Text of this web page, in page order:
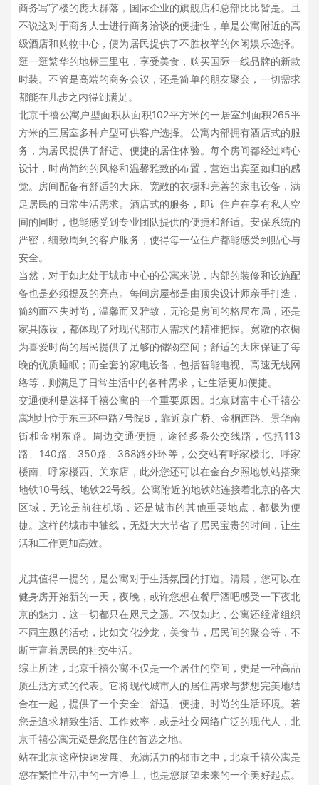
商务写字楼的庞大群落，国际企业的旗舰店和总部比比皆是。且
不说这对于商务人士进行商务洽谈的便捷性，单是公寓附近的高
级酒店和购物中心，便为居民提供了不胜枚举的休闲娱乐选择。
逛一逛繁华的地标三里屯，享受美食，购买国际一线品牌的新款
时装。不管是高端的商务会议，还是简单的朋友聚会，一切需求
都能在几步之内得到满足。
北京千禧公寓户型面积从面积102平方米的一居室到面积265平
方米的三居室多种户型可供客户选择。公寓内部拥有酒店式的服
务，为居民提供了舒适、便捷的居住体验。每个房间都经过精心
设计，时尚简约的风格和温馨雅致的布置，营造出宾至如归的感
觉。房间配备有舒适的大床、宽敞的衣橱和完善的家电设备，满
足居民的日常生活需求。酒店式的服务，即让住户在享有私人空
间的同时，也能感受到专业团队提供的便捷和舒适。安保系统的
严密，细致周到的客户服务，使得每一位住户都能感受到贴心与
安全。
当然，对于如此处于城市中心的公寓来说，内部的装修和设施配
备也是必须提及的亮点。每间房屋都是由顶尖设计师亲手打造，
简约而不失时尚，温馨而又雅致，无论是房间的格局布局，还是
家具陈设，都体现了对现代都市人需求的精准把握。宽敞的衣橱
为喜爱时尚的居民提供了足够的储物空间；舒适的大床保证了每
晚的优质睡眠；而全套的家电设备，包括智能电视、高速无线网
络等，则满足了日常生活中的各种需求，让生活更加便捷。
交通便利是选择千禧公寓的一个重要原因。北京财富中心千禧公
寓地址位于东三环中路7号院6，靠近京广桥、金桐西路、景华南
街和金桐东路。周边交通便捷，途径多条公交线路，包括113
路、140路、350路、368路外环等，公交站有呼家楼北、呼家
楼南、呼家楼西、关东店，此外您还可以在金台夕照地铁站搭乘
地铁10号线、地铁22号线。公寓附近的地铁站连接着北京的各大
区域，无论是前往机场，还是城市的其他重要地点，都极为便
捷。这样的城市中轴线，无疑大大节省了居民宝贵的时间，让生
活和工作更加高效。
尤其值得一提的，是公寓对于生活氛围的打造。清晨，您可以在
健身房开始新的一天，夜晚，或许您想在餐厅酒吧感受一下夜北
京的魅力，这一切都只在咫尺之遥。不仅如此，公寓还经常组织
不同主题的活动，比如文化沙龙，美食节，居民间的聚会等，不
断丰富着居民的社交生活。
综上所述，北京千禧公寓不仅是一个居住的空间，更是一种高品
质生活方式的代表。它将现代城市人的居住需求与梦想完美地结
合在一起，提供了一个安全、舒适、便捷、时尚的生活环境。若
您是追求精致生活、工作效率，或是社交网络广泛的现代人，北
京千禧公寓无疑是您居住的首选之地。
站在北京这座快速发展、充满活力的都市之中，北京千禧公寓是
您在繁忙生活中的一方净土，也是您展望未来的一个美好起点。